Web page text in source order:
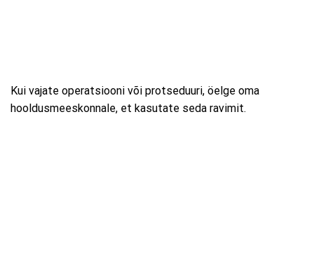
Kui vajate operatsiooni või protseduuri, öelge oma
hooldusmeeskonnale, et kasutate seda ravimit.